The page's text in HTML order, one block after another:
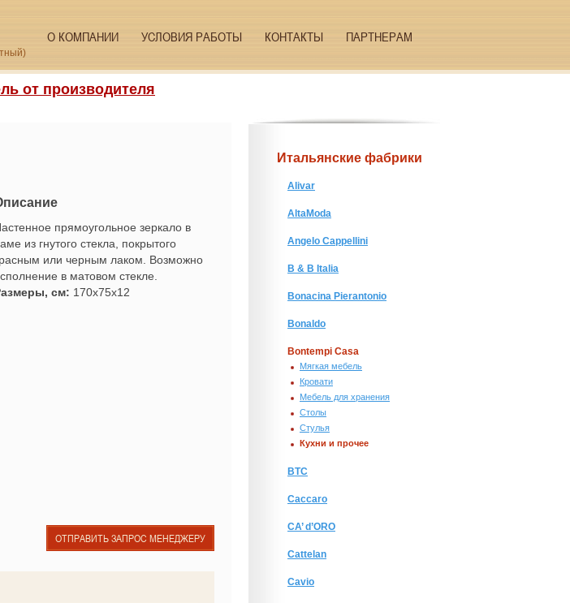
О КОМПАНИИ УСЛОВИЯ РАБОТЫ КОНТАКТЫ ПАРТНЕРАМ
от производителя
прямоугольное зеркало в
из гнутого стекла, покрытого
или черным лаком. Возможно
в матовом стекле.
см: 170x75x12
ОТПРАВИТЬ ЗАПРОС МЕНЕДЖЕРУ
Итальянские фабрики
Alivar
AltaModa
Angelo Cappellini
B & B Italia
Bonacina Pierantonio
Bonaldo
Bontempi Casa
Мягкая мебель
Кровати
Мебель для хранения
Столы
Стулья
Кухни и прочее
BTC
Caccaro
CA’ d’ORO
Cattelan
Cavio